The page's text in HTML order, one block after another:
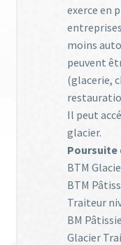
exerce en
moins
peuvent
(glacerie,
Il peut
glacier.
Poursuite
BTM
BTM
Traiteur
BM
Glacier